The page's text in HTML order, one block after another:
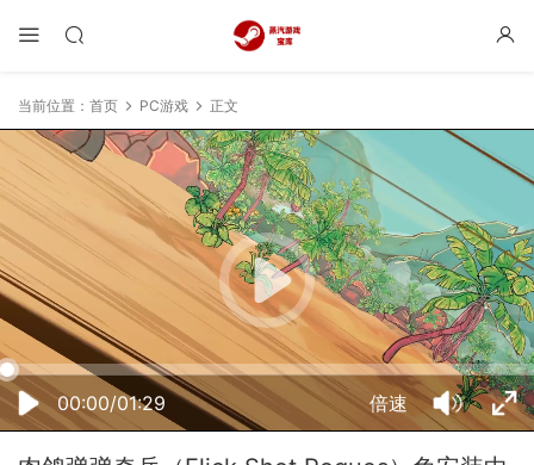
当前位置： 首页 PC游戏 正文
00:00/01:29 倍速
50% 75% 100%